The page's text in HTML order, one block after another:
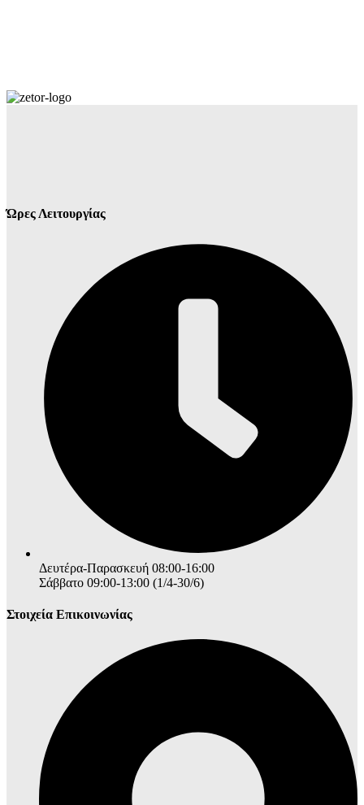
Ώρες Λειτουργίας
Δευτέρα-Παρασκευή 08:00-16:00
Σάββατο 09:00-13:00 (1/4-30/6)
Στοιχεία Επικοινωνίας